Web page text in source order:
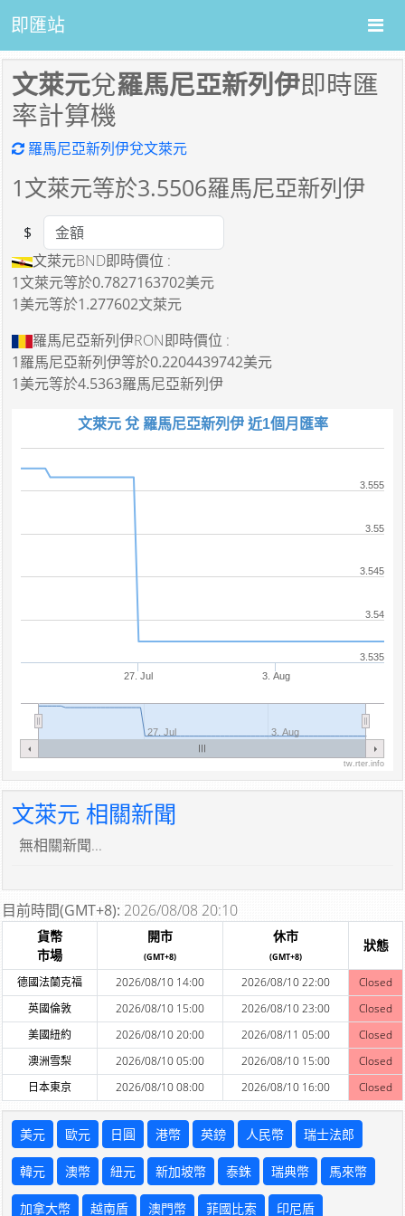
即匯站
文萊元兌羅馬尼亞新列伊即時匯
率計算機
羅馬尼亞新列伊兌文萊元
1文萊元等於3.5506羅馬尼亞新列伊
Amount
$
文萊元BND即時價位 :
1文萊元等於0.7827163702美元
1美元等於1.277602文萊元
羅馬尼亞新列伊RON即時價位 :
1羅馬尼亞新列伊等於0.2204439742美元
1美元等於4.5363羅馬尼亞新列伊
文萊元 兌 羅馬尼亞新列伊 近1個月匯率
27. Jul 3. Aug
27. Jul 3. Aug
3.535
3.54
3.545
3.55
3.555
tw.rter.info
文萊元 相關新聞
無相關新聞...
目前時間(GMT+8): 2026/08/08 20:10
貨幣
市場
開市
(GMT+8)
休市
(GMT+8)
狀態
德國法蘭克福 2026/08/10 14:00 2026/08/10 22:00
Closed
英國倫敦
2026/08/10 15:00 2026/08/10 23:00
Closed
美國紐約
2026/08/10 20:00 2026/08/11 05:00
Closed
澳洲雪梨
2026/08/10 05:00 2026/08/10 15:00
Closed
日本東京
2026/08/10 08:00 2026/08/10 16:00 Closed
美元 歐元 日圓 港幣 英鎊 人民幣 瑞士法郎
韓元 澳幣 紐元 新加坡幣 泰銖 瑞典幣 馬來幣
加拿大幣 越南盾 澳門幣 菲國比索 印尼盾